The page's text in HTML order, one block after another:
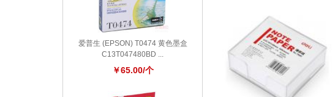
爱普生 (EPSON) T0474 黄色墨盒
C13T047480BD ...
￥65.00/个